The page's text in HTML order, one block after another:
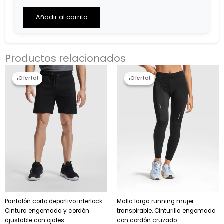
Items,
Total
$0.00
Añadir al carrito
Productos relacionados
¡Oferta!
Pantalón corto deportivo interlock.
Cintura engomada y cordón
ajustable con ojales...
¡Oferta!
El
precio
original
era:
15,12 €.
El
precio
¡Oferta!
Malla larga running mujer
transpirable. Cinturilla engomada
con cordón cruzado...
¡Oferta!
El
precio
original
era:
19,32 €.
precio
es:
16,42 €.